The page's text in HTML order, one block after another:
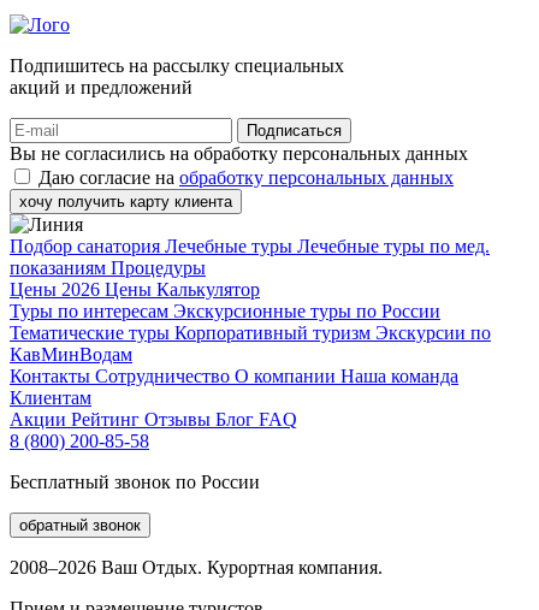
Подпишитесь на рассылку специальных
акций и предложений
Подписаться
Вы не согласились на обработку персональных данных
Даю согласие на обработку персональных данных
хочу получить карту клиента
Подбор санатория Лечебные туры Лечебные туры по мед.
показаниям Процедуры
Цены 2026 Цены Калькулятор
Туры по интересам Экскурсионные туры по России
Тематические туры Корпоративный туризм Экскурсии по
КавМинВодам
Контакты Сотрудничество О компании Наша команда
Клиентам
Акции Рейтинг Отзывы Блог FAQ
8 (800) 200-85-58
Бесплатный звонок по России
обратный звонок
2008–2026 Ваш Отдых. Курортная компания.